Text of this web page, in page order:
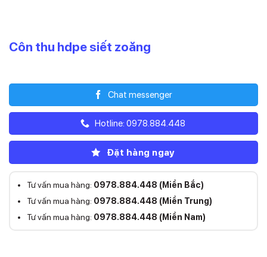
Côn thu hdpe siết zoăng
Chat messenger
Hotline: 0978.884.448
Đặt hàng ngay
Tư vấn mua hàng: 0978.884.448 (Miền Bắc)
Tư vấn mua hàng: 0978.884.448 (Miền Trung)
Tư vấn mua hàng: 0978.884.448 (Miền Nam)